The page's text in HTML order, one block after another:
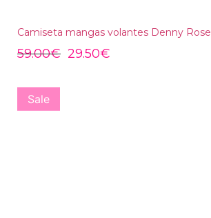
Camiseta mangas volantes Denny Rose
59.00€ 29.50€
Sale